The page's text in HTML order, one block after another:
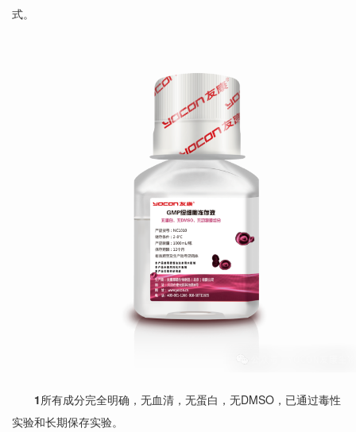
式。
1所有成分完全明确，无血清，无蛋白，无DMSO，已通过毒性
实验和长期保存实验。